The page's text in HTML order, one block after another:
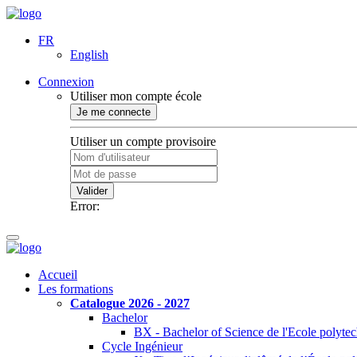
FR
English
Connexion
Utiliser mon compte école
Je me connecte
Utiliser un compte provisoire
Valider
Error:
Accueil
Les formations
Catalogue 2026 - 2027
Bachelor
BX - Bachelor of Science de l'Ecole
Cycle Ingénieur